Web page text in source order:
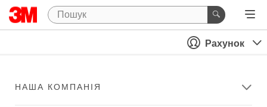
Рахунок
НАША КОМПАНІЯ